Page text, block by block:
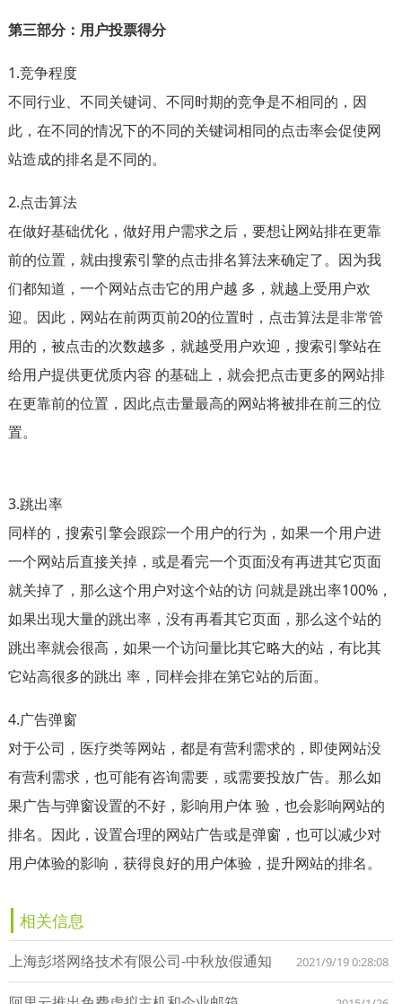
第三部分：用户投票得分
1.竞争程度
不同行业、不同关键词、不同时期的竞争是不相同的，因
此，在不同的情况下的不同的关键词相同的点击率会促使网
站造成的排名是不同的。
2.点击算法
在做好基础优化，做好用户需求之后，要想让网站排在更靠
前的位置，就由搜索引擎的点击排名算法来确定了。因为我
们都知道，一个网站点击它的用户越 多，就越上受用户欢
迎。因此，网站在前两页前20的位置时，点击算法是非常管
用的，被点击的次数越多，就越受用户欢迎，搜索引擎站在
给用户提供更优质内容 的基础上，就会把点击更多的网站排
在更靠前的位置，因此点击量最高的网站将被排在前三的位
置。
3.跳出率
同样的，搜索引擎会跟踪一个用户的行为，如果一个用户进
一个网站后直接关掉，或是看完一个页面没有再进其它页面
就关掉了，那么这个用户对这个站的访 问就是跳出率100%，
如果出现大量的跳出率，没有再看其它页面，那么这个站的
跳出率就会很高，如果一个访问量比其它略大的站，有比其
它站高很多的跳出 率，同样会排在第它站的后面。
4.广告弹窗
对于公司，医疗类等网站，都是有营利需求的，即使网站没
有营利需求，也可能有咨询需要，或需要投放广告。那么如
果广告与弹窗设置的不好，影响用户体 验，也会影响网站的
排名。因此，设置合理的网站广告或是弹窗，也可以减少对
用户体验的影响，获得良好的用户体验，提升网站的排名。
相关信息
上海彭塔网络技术有限公司-中秋放假通知 2021/9/19 0:28:08